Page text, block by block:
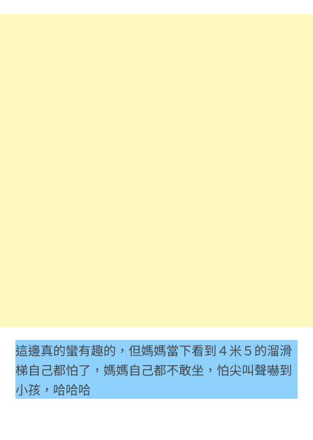
這邊真的蠻有趣的，但媽媽當下看到４米５的溜滑
梯自己都怕了，媽媽自己都不敢坐，怕尖叫聲嚇到
小孩，哈哈哈